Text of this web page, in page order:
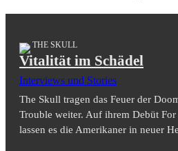
THE SKULL
Vitalität im Schädel
Interviews und Stories
The Skull tragen das Feuer der
Trouble weiter. Auf ihrem Debüt
lassen es die Amerikaner in neuer